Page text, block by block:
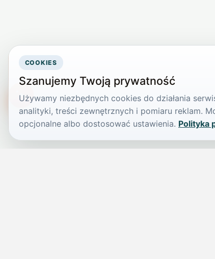
COOKIES
Szanujemy Twoją prywatność
Używamy niezbędnych cookies do działania
analityki, treści zewnętrznych i pomiaru reklam.
opcjonalne albo dostosować ustawienia. Polityka
TikTokowa Jelonka